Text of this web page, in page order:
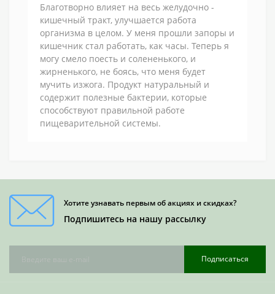
Благотворно влияет на весь желудочно -
кишечный тракт, улучшается работа
организма в целом. У меня прошли запоры и
кишечник стал работать, как часы. Теперь я
могу смело поесть и солененького, и
жирненького, не боясь, что меня будет
мучить изжога. Продукт натуральный и
содержит полезные бактерии, которые
способствуют правильной работе
пищеварительной системы.
Хотите узнавать первым об акциях и скидках?
Подпишитесь на нашу рассылку
Подписаться